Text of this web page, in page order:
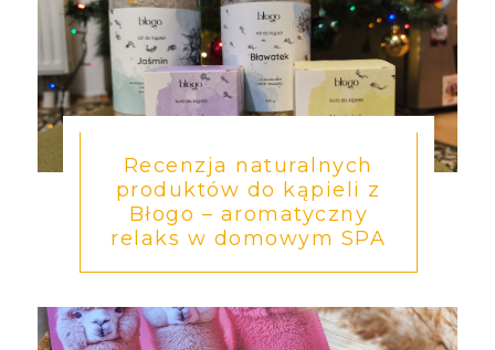
Recenzja naturalnych
produktów do kąpieli z
Błogo – aromatyczny
relaks w domowym SPA